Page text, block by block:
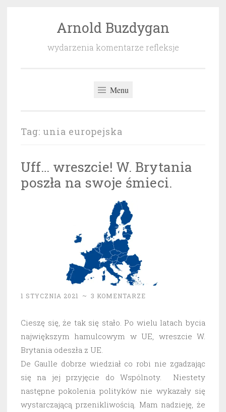
Arnold Buzdygan
wydarzenia komentarze refleksje
Menu
Tag: unia europejska
Uff… wreszcie! W. Brytania
poszła na swoje śmieci.
1 STYCZNIA 2021 ~ 3 KOMENTARZE
Cieszę się, że tak się stało. Po wielu latach bycia
największym hamulcowym w UE, wreszcie W.
Brytania odeszła z UE.
De Gaulle dobrze wiedział co robi nie zgadzając
się na jej przyjęcie do Wspólnoty. Niestety
następne pokolenia polityków nie wykazały się
wystarczającą przenikliwością. Mam nadzieję, że